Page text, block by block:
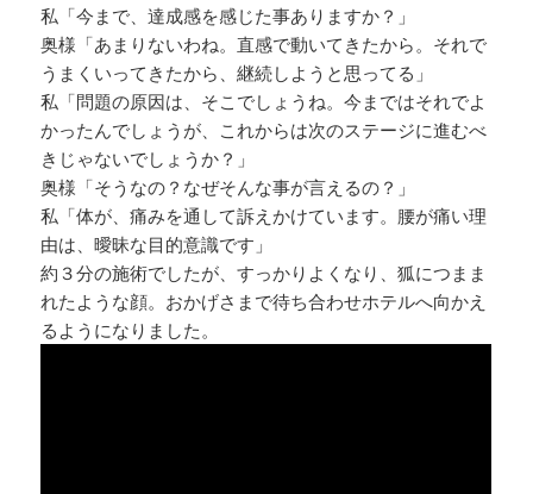
私「今まで、達成感を感じた事ありますか？」
奥様「あまりないわね。直感で動いてきたから。それで
うまくいってきたから、継続しようと思ってる」
私「問題の原因は、そこでしょうね。今まではそれでよ
かったんでしょうが、これからは次のステージに進むべ
きじゃないでしょうか？」
奥様「そうなの？なぜそんな事が言えるの？」
私「体が、痛みを通して訴えかけています。腰が痛い理
由は、曖昧な目的意識です」
約３分の施術でしたが、すっかりよくなり、狐につまま
れたような顔。おかげさまで待ち合わせホテルへ向かえ
るようになりました。